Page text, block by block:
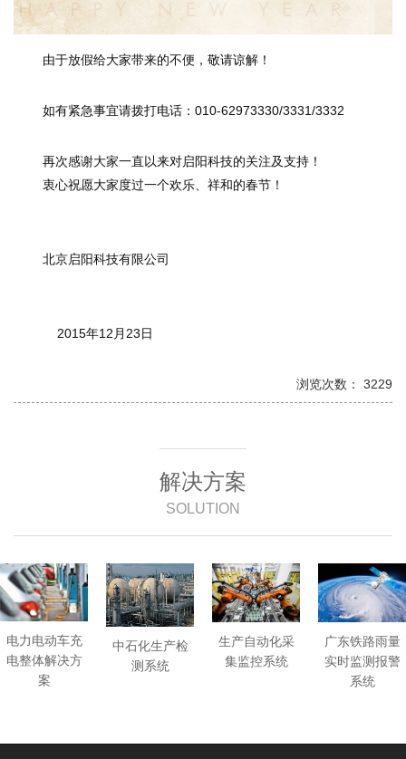
由于放假给大家带来的不便，敬请谅解！
如有紧急事宜请拨打电话： 010-62973330/3331/3332
再次感谢大家一直以来对启阳科技的关注及支持！
衷心祝愿大家度过一个欢乐、祥和的春节！
北京启阳科技有限公司
2015年12 月 23日
浏览次数： 3229
解决方案
SOLUTION
电力电动车充
电整体解决方
案
中石化生产检
测系统
生产自动化采
集监控系统
广东铁路雨量
实时监测报警
系统